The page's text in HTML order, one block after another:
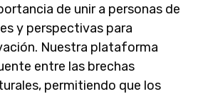
de unir a personas de
y perspectivas para
Nuestra plataforma
entre las brechas
permitiendo que los